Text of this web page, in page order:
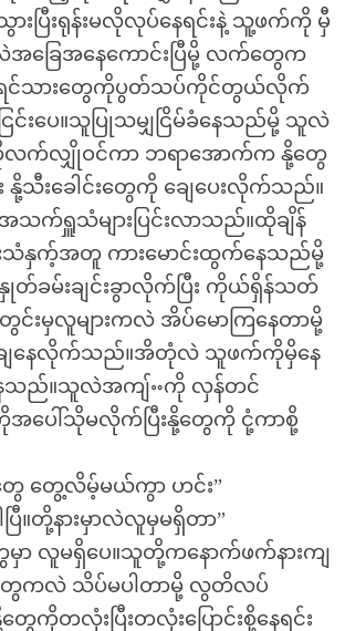
းပြီးရုန်းမလိုလုပ်နေရင်းနဲ့ သူ့ဖက်ကို မှီ
ခြေအနေကောင်းပြီမို့ လက်တွေက
ရင်သားတွေကိုပွတ်သပ်ကိုင်တွယ်လိုက်
းပေ။သူပြုသမျှငြိမ်ခံနေသည်မို့ သူလဲ
လက်လျှိုဝင်ကာ ဘရာအောက်က နို့တွေ
သီးခေါင်းတွေကို ချေပေးလိုက်သည်။
သက်ရှူသံများပြင်းလာသည်။ထိုချိန်
သံနှက့်အတူ ကားမောင်းထွက်နေသည်မို့
တ်ခမ်းချင်းခွာလိုက်ပြီး ကိုယ်ရှိန်သတ်
းမှလူများကလဲ အိပ်မောကြနေတာမို့
ေနေလိုက်သည်။အိတုံလဲ သူဖက်ကိုမှိနေ
ေသည်။သူလဲအကျ်ႌကို လှန်တင်
ပေါ်သိုမလိုက်ပြီးနို့တွေကို ငုံ့ကာစို့
တွေ တွေ့လိမ့်မယ်ကွာ ဟင်း”
ြီ။တို့နားမှာလဲလူမှမရှိတာ”
ာ လူမရှိပေ။သူတို့ကနောက်ဖက်နားကျ
ကလဲ သိပ်မပါတာမို့ လွတိလပ်
ကိုတလုံးပြီးတလုံးပြောင်းစို့နေရင်း